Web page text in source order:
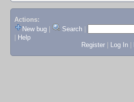
Actions:
New bug
Search
Help
Register
Log In